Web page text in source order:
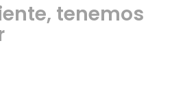
tenemos